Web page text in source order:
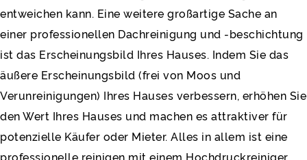
entweichen kann. Eine weitere großartige Sache an
einer professionellen Dachreinigung und -beschichtung
ist das Erscheinungsbild Ihres Hauses. Indem Sie das
äußere Erscheinungsbild (frei von Moos und
Verunreinigungen) Ihres Hauses verbessern, erhöhen Sie
den Wert Ihres Hauses und machen es attraktiver für
potenzielle Käufer oder Mieter. Alles in allem ist eine